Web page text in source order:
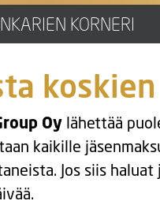
KORNERI
koskien
Oy lähettää
kaikille
Jos siis